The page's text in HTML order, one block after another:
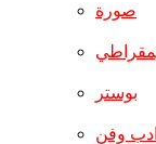
صورة
بوستر
ادب وفن